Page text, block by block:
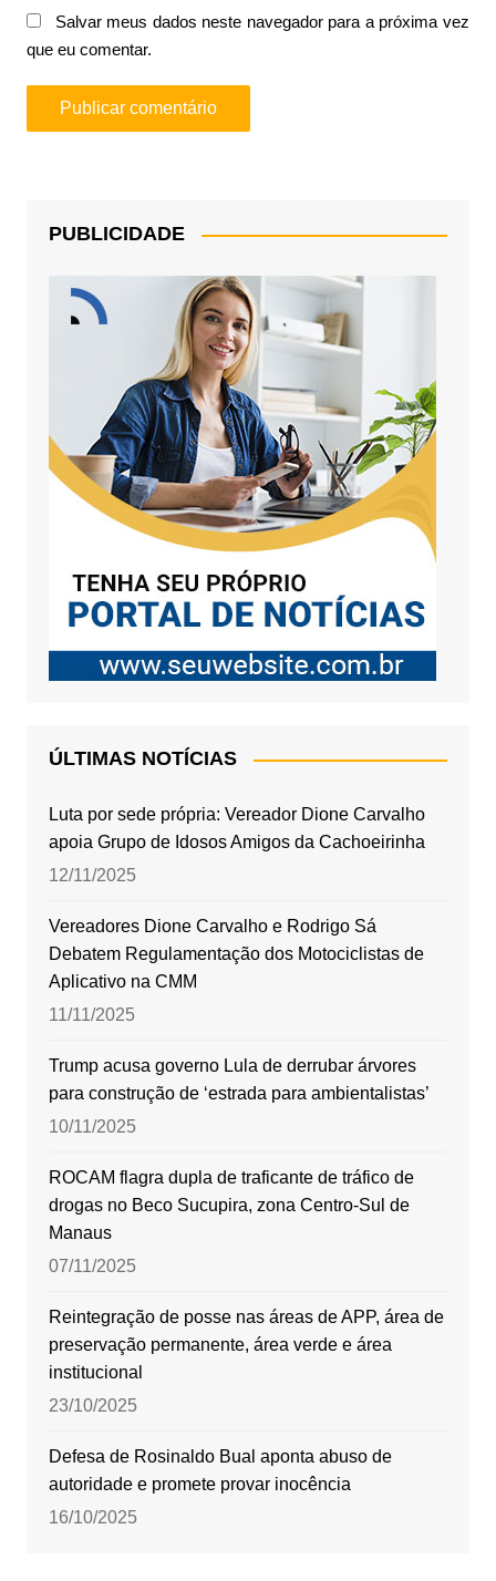
Salvar meus dados neste navegador para a próxima vez
que eu comentar.
PUBLICIDADE
ÚLTIMAS NOTÍCIAS
Luta por sede própria: Vereador Dione Carvalho
apoia Grupo de Idosos Amigos da Cachoeirinha
12/11/2025
Vereadores Dione Carvalho e Rodrigo Sá
Debatem Regulamentação dos Motociclistas de
Aplicativo na CMM
11/11/2025
Trump acusa governo Lula de derrubar árvores
para construção de ‘estrada para ambientalistas’
10/11/2025
ROCAM flagra dupla de traficante de tráfico de
drogas no Beco Sucupira, zona Centro-Sul de
Manaus
07/11/2025
Reintegração de posse nas áreas de APP, área de
preservação permanente, área verde e área
institucional
23/10/2025
Defesa de Rosinaldo Bual aponta abuso de
autoridade e promete provar inocência
16/10/2025